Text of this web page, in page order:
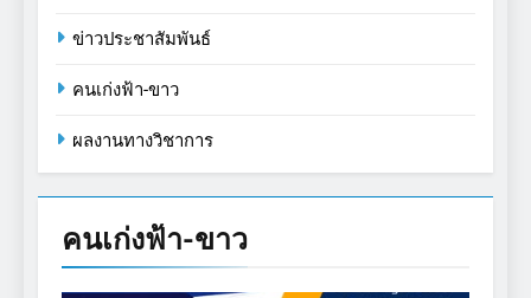
ข่าวประชาสัมพันธ์
คนเก่งฟ้า-ขาว
ผลงานทางวิชาการ
คนเก่งฟ้า-ขาว